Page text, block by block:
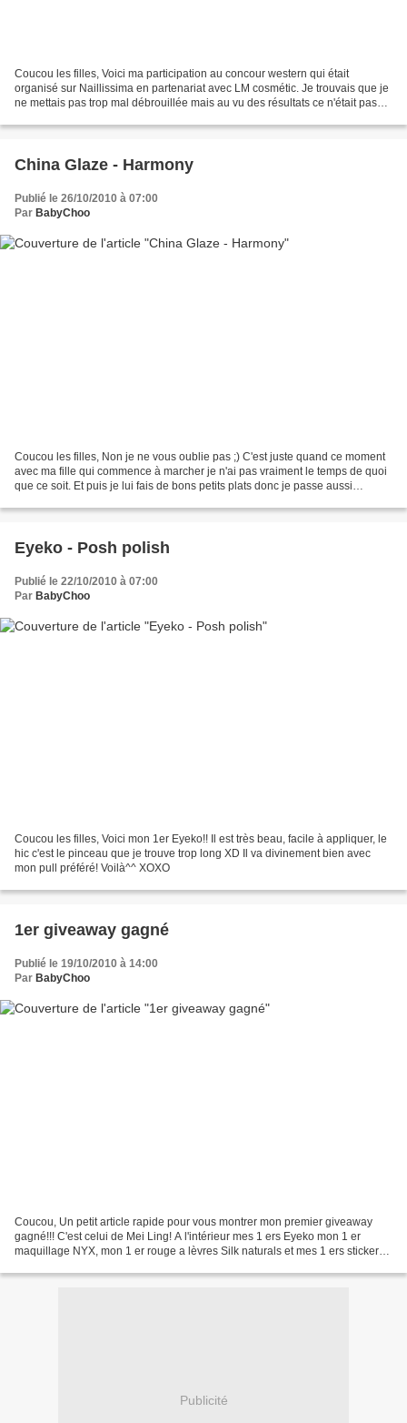
Coucou les filles, Voici ma participation au concour western qui était
organisé sur Naillissima en partenariat avec LM cosmétic. Je trouvais que je
ne mettais pas trop mal débrouillée mais au vu des résultats ce n'était pas
China Glaze - Harmony
Publié le 26/10/2010 à 07:00
Par BabyChoo
Coucou les filles, Non je ne vous oublie pas ;) C'est juste quand ce moment
avec ma fille qui commence à marcher je n'ai pas vraiment le temps de quoi
que ce soit. Et puis je lui fais de bons petits plats donc je passe aussi
Eyeko - Posh polish
Publié le 22/10/2010 à 07:00
Par BabyChoo
Coucou les filles, Voici mon 1er Eyeko!! Il est très beau, facile à appliquer, le
hic c'est le pinceau que je trouve trop long XD Il va divinement bien avec
mon pull préféré! Voilà^^ XOXO
1er giveaway gagné
Publié le 19/10/2010 à 14:00
Par BabyChoo
Coucou, Un petit article rapide pour vous montrer mon premier giveaway
gagné!!! C'est celui de Mei Ling! A l'intérieur mes 1 ers Eyeko mon 1 er
maquillage NYX, mon 1 er rouge a lèvres Silk naturals et mes 1 ers stickers
Publicité